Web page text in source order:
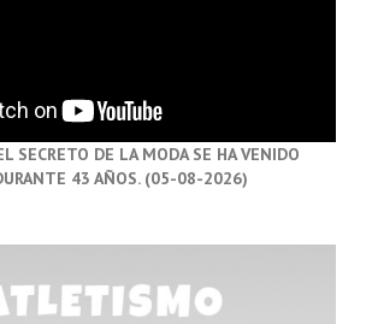
SECRETO DE LA MODA SE HA VENIDO
43 AÑOS. (05-08-2026)